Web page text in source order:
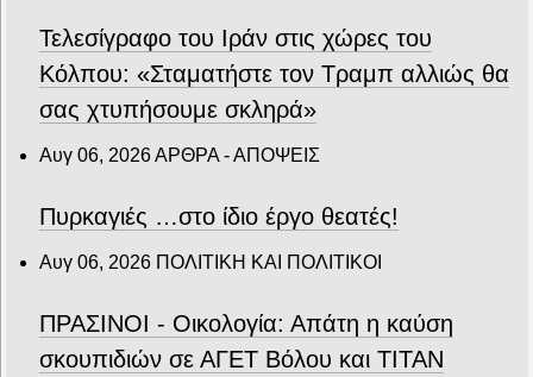
Τελεσίγραφο του Ιράν στις χώρες του
Κόλπου: «Σταματήστε τον Τραμπ αλλιώς θα
σας χτυπήσουμε σκληρά»
Αυγ 06, 2026ΑΡΘΡΑ - ΑΠΟΨΕΙΣ
Πυρκαγιές …στο ίδιο έργο θεατές!
Αυγ 06, 2026 ΠΟΛΙΤΙΚΗ ΚΑΙ ΠΟΛΙΤΙΚΟΙ
ΠΡΑΣΙΝΟΙ - Οικολογία: Απάτη η καύση
σκουπιδιών σε ΑΓΕΤ Βόλου και ΤΙΤΑΝ